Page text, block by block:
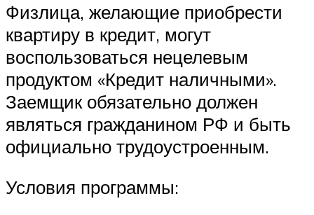
Физлица, желающие приобрести
квартиру в кредит, могут
воспользоваться нецелевым
продуктом «Кредит наличными».
Заемщик обязательно должен
являться гражданином РФ и быть
официально трудоустроенным.
Условия программы: